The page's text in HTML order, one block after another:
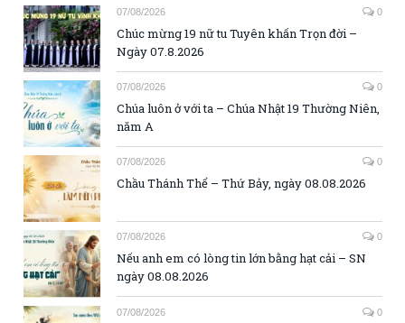
07/08/2026 0
Chúc mừng 19 nữ tu Tuyên khấn Trọn đời –
Ngày 07.8.2026
07/08/2026 0
Chúa luôn ở với ta – Chúa Nhật 19 Thường Niên,
năm A
07/08/2026 0
Chầu Thánh Thể – Thứ Bảy, ngày 08.08.2026
07/08/2026 0
Nếu anh em có lòng tin lớn bằng hạt cải – SN
ngày 08.08.2026
07/08/2026 0